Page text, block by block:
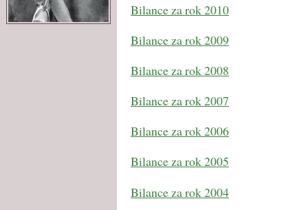
Bilance za rok 2010
Bilance za rok 2009
Bilance za rok 2008
Bilance za rok 2007
Bilance za rok 2006
Bilance za rok 2005
Bilance za rok 2004